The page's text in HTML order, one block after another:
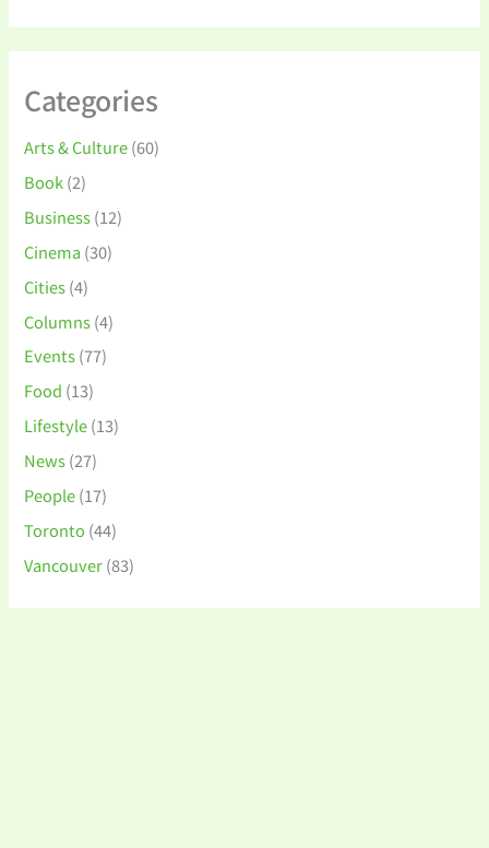
Categories
Arts & Culture(60)
Book(2)
Business(12)
Cinema (30)
Cities(4)
Columns(4)
Events(77)
Food (13)
Lifestyle(13)
News(27)
People(17)
Toronto (44)
Vancouver(83)